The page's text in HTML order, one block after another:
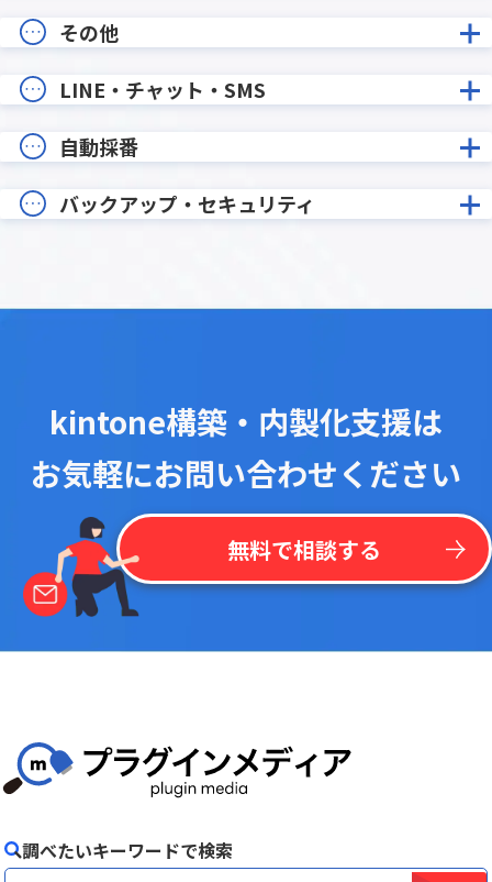
その他
LINE・チャット・SMS
自動採番
バックアップ・セキュリティ
kintone構築・内製化支援は
お気軽にお問い合わせください
無料で相談する
調べたいキーワードで検索